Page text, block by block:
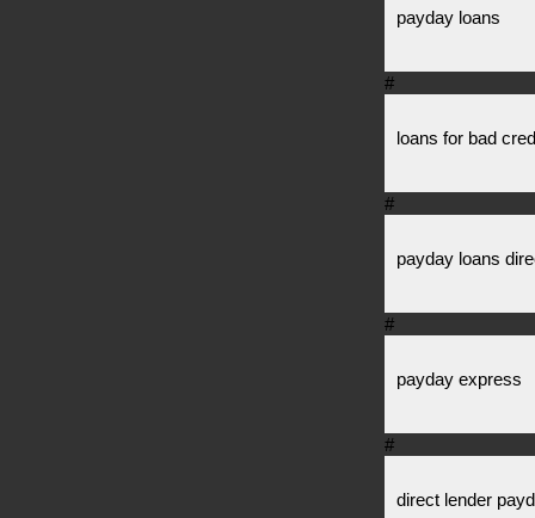
payday loans
#
loans for bad
#
payday loans
#
payday express
#
direct lender